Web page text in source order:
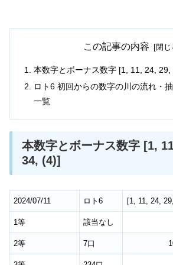
この記事の内容
本数字とボーナス数字 [1, 11, 24,
ロト6 初回からの数字の川の流れ・
一覧
本数字とボーナス数字 [1,
34, (4)]
2024/07/11 ロト6 [1, 11, 24, 29,
1等 該当なし
2等 7口